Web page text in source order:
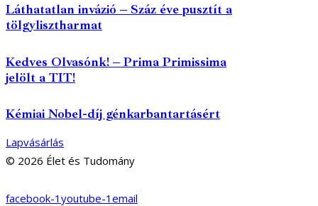
Láthatatlan invázió – Száz éve pusztít a
tölgylisztharmat
Kedves Olvasónk! – Prima Primissima
jelölt a TIT!
Kémiai Nobel-díj génkarbantartásért
Lapvásárlás
© 2026 Élet és Tudomány
facebook-1 youtube-1 email